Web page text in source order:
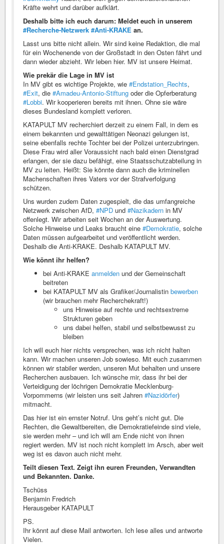
Kräfte wehrt und darüber aufklärt.
Deshalb bitte ich euch darum: Meldet euch in unserem
#Recherche-Netzwerk #Anti-KRAKE an.
Lasst uns bitte nicht allein. Wir sind keine Redaktion, die mal
für ein Wochenende von der Großstadt in den Osten fährt und
dann wieder abzieht. Wir leben hier. MV ist unsere Heimat.
Wie prekär die Lage in MV ist
In MV gibt es wichtige Projekte, wie #Endstation_Rechts,
#Exit, die #Amadeu-Antonio-Stiftung oder die Opferberatung
#Lobbi. Wir kooperieren bereits mit ihnen. Ohne sie wäre
dieses Bundesland komplett verloren.
KATAPULT MV recherchiert derzeit zu einem Fall, in dem es
einem bekannten und gewalttätigen Neonazi gelungen ist,
seine ebenfalls rechte Tochter bei der Polizei unterzubringen.
Diese Frau wird aller Voraussicht nach bald einen Dienstgrad
erlangen, der sie dazu befähigt, eine Staatsschutzabteilung in
MV zu leiten. Heißt: Sie könnte dann auch die kriminellen
Machenschaften ihres Vaters vor der Strafverfolgung
schützen.
Uns wurden zudem Daten zugespielt, die das umfangreiche
Netzwerk zwischen AfD, #NPD und #Nazikadern in MV
offenlegt. Wir arbeiten seit Wochen an der Auswertung.
Solche Hinweise und Leaks braucht eine #Demokratie, solche
Daten müssen aufgearbeitet und veröffentlicht werden.
Deshalb die Anti-KRAKE. Deshalb KATAPULT MV.
Wie könnt ihr helfen?
bei Anti-KRAKE anmelden und der Gemeinschaft
beitreten
bei KATAPULT MV als Grafiker/Journalistin bewerben
(wir brauchen mehr Recherchekraft!)
uns Hinweise auf rechte und rechtsextreme
Strukturen geben
uns dabei helfen, stabil und selbstbewusst zu
bleiben
Ich will euch hier nichts versprechen, was ich nicht halten
kann. Wir machen unseren Job sowieso. Mit euch zusammen
können wir stabiler werden, unseren Mut behalten und unsere
Recherchen ausbauen. Ich wünsche mir, dass ihr bei der
Verteidigung der löchrigen Demokratie Mecklenburg-
Vorpommerns (wir leisten uns seit Jahren #Nazidörfer)
mitmacht.
Das hier ist ein ernster Notruf. Uns geht’s nicht gut. Die
Rechten, die Gewaltbereiten, die Demokratiefeinde sind viele,
sie werden mehr – und ich will am Ende nicht von ihnen
regiert werden. MV ist noch nicht komplett im Arsch, aber weit
weg ist es davon auch nicht mehr.
Teilt diesen Text. Zeigt ihn euren Freunden, Verwandten
und Bekannten. Danke.
Tschüss
Benjamin Fredrich
Herausgeber KATAPULT
PS.
Ihr könnt auf diese Mail antworten. Ich lese alles und antworte
Vielen.